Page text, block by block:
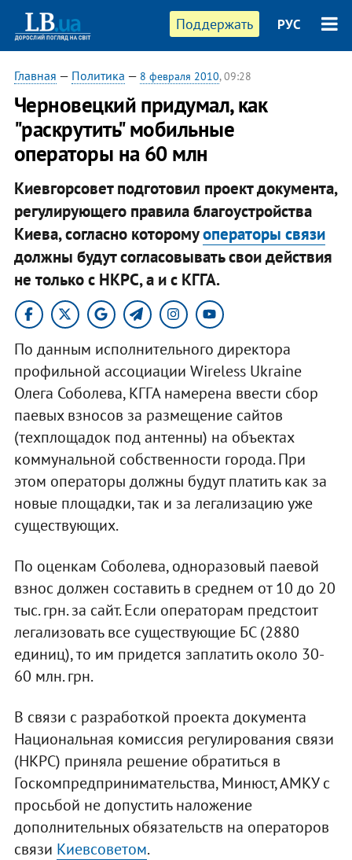
Поддержать РУС
Главная — Политика — 8 февраля 2010, 09:28
Черновецкий придумал, как
"раскрутить" мобильные
операторы на 60 млн
Киевгорсовет подготовил проект документа,
регулирующего правила благоустройства
Киева, согласно которомуоператоры связи
должны будут согласовывать свои действия
не только с НКРС, а и с КГГА.
По данным исполнительного директора
профильной ассоциации Wireless Ukraine
Олега Соболева, КГГА намерена ввести сбор
паевых взносов за размещение сайтов
(техплощадок под антенны) на объектах
коммунальной собственности города. При
этом операторы должны будут платить как за
новые площадки, так и за легализацию уже
существующих.
По оценкам Соболева, одноразовый паевой
взнос должен составить в среднем от 10 до 20
тыс. грн. за сайт. Если операторам предстоит
легализовать все существующие БС (2880
единиц), то им придется заплатить около 30-
60 млн. грн.
В связи с разработкой проекта документа
Национальная комиссия регулирования связи
(НКРС) приняла решение обратиться в
Госкомпредпринимательства, Минюст, АМКУ с
просьбой не допустить наложение
дополнительных обязательств на операторов
связи Киевсоветом.